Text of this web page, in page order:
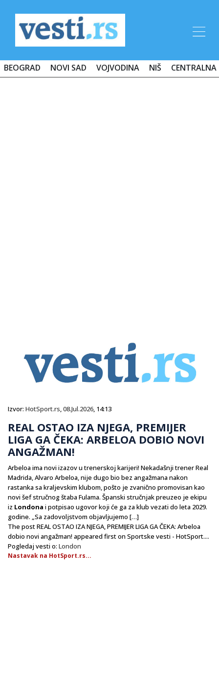
BEOGRAD NOVI SAD VOJVODINA NIŠ CENTRALNA
Izvor: HotSport.rs,08.Jul.2026, 14:13
REAL OSTAO IZA NJEGA, PREMIJER
LIGA GA ČEKA: ARBELOA DOBIO NOVI
ANGAŽMAN!
Arbeloa ima novi izazov u trenerskoj karijeri! Nekadašnji trener Real
Madrida, Alvaro Arbeloa, nije dugo bio bez angažmana nakon
rastanka sa kraljevskim klubom, pošto je zvanično promovisan kao
novi šef stručnog štaba Fulama. Španski stručnjak preuzeo je ekipu
iz Londona i potpisao ugovor koji će ga za klub vezati do leta 2029.
godine. „Sa zadovoljstvom objavljujemo […]
The post REAL OSTAO IZA NJEGA, PREMIJER LIGA GA ČEKA: Arbeloa
dobio novi angažman! appeared first on Sportske vesti - HotSport....
Pogledaj vesti o: London
Nastavak na HotSport.rs...